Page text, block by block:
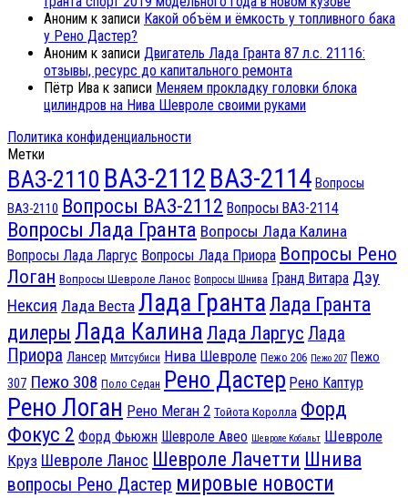
Аноним к записи Какой объём и ёмкость у топливного бака
у Рено Дастер?
Аноним к записи Двигатель Лада Гранта 87 л.с. 21116:
отзывы, ресурс до капитального ремонта
Пётр Ива к записи Меняем прокладку головки блока
цилиндров на Нива Шевроле своими руками
Политика конфиденциальности
Метки
ВАЗ-2110 ВАЗ-2112 ВАЗ-2114 Вопросы
ВАЗ-2110 Вопросы ВАЗ-2112 Вопросы ВАЗ-2114
Вопросы Лада Гранта Вопросы Лада Калина
Вопросы Лада Ларгус Вопросы Лада Приора Вопросы Рено
Логан Вопросы Шевроле Ланос Вопросы Шнива Гранд Витара Дэу
Нексия Лада Веста Лада Гранта Лада Гранта
дилеры Лада Калина Лада Ларгус Лада
Приора Лансер Митсубиси Нива Шевроле Пежо 206 Пежо 207 Пежо
307 Пежо 308 Поло Седан Рено Дастер Рено Каптур
Рено Логан Рено Меган 2 Тойота Королла Форд
Фокус 2 Форд Фьюжн Шевроле Авео Шевроле Кобальт Шевроле
Круз Шевроле Ланос Шевроле Лачетти Шнива
вопросы Рено Дастер мировые новости